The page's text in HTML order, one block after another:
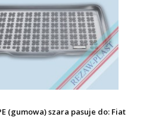
(gumowa) szara pasuje do: Fiat